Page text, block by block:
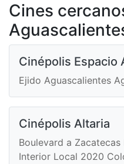
Cines
Cinépolis Espacio
Ejido Aguascalientes
Cinépolis Altaria
Boulevard a
Interior Local 2020